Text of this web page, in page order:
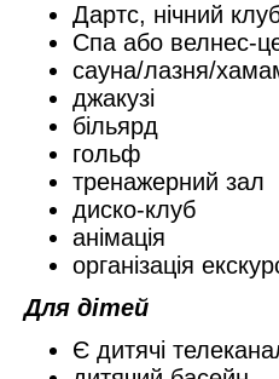
Дартс, нічний
Спа або велнес-
сауна/лазня/
джакузі
більярд
гольф
тренажерний зал
диско-клуб
анімація
організація
Для дітей
Є дитячі